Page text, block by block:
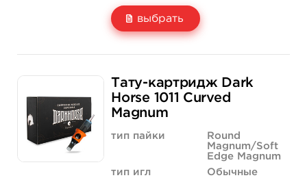
выбрать
Количество
2 380 руб.
купить
Тату-картридж Dark
Horse 1011 Curved
Magnum
тип пайки
Round
Magnum/Soft
Edge Magnum
тип игл
Обычные